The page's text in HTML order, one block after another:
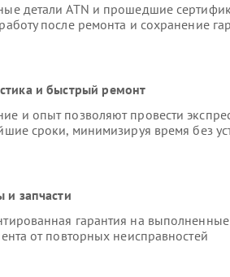
детали ATN и прошедшие
после ремонта и сохранение
и быстрый ремонт
и опыт позволяют провести
сроки, минимизируя время без
и запчасти
гарантия на
от повторных неисправностей